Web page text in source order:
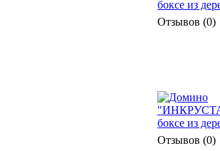
Отзывов (0)
Отзывов (0)